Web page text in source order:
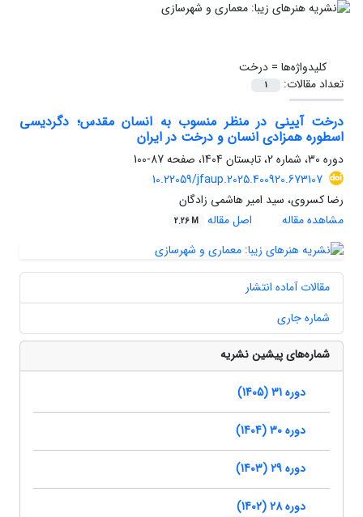
کلیدواژه‌ها =درخت
تعداد مقالات:
1
درخت آیینی در منظر منسوب به انسان مقدس؛ دگردیسی
اسطوره همزادی انسان و درخت در ایران
دوره 30، شماره 2، تابستان 1404، صفحه
87-100
10.22059/jfaup.2025.400920.673107
رضا کسروی، سید امیر هاشمی زادگان
مشاهده مقاله
اصل مقاله 2.26 M
مقالات آماده انتشار
شماره جاری
شماره‌های پیشین نشریه
دوره 31 (1405)
دوره 30 (1404)
دوره 29 (1403)
دوره 28 (1402)